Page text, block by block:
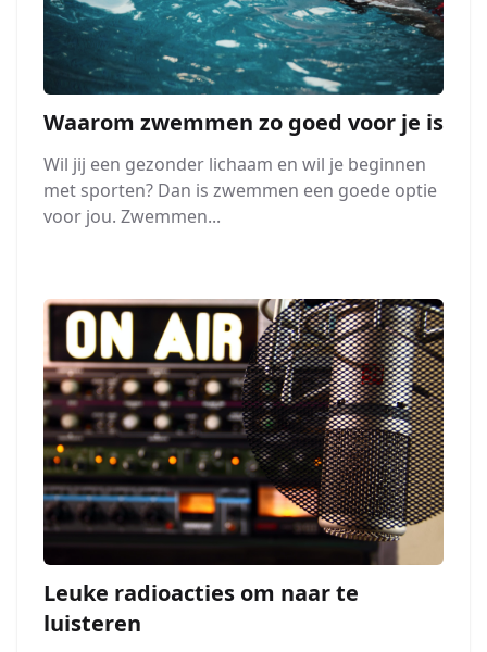
Waarom zwemmen zo goed voor je is
Wil jij een gezonder lichaam en wil je beginnen
met sporten? Dan is zwemmen een goede optie
voor jou. Zwemmen...
Leuke radioacties om naar te
luisteren